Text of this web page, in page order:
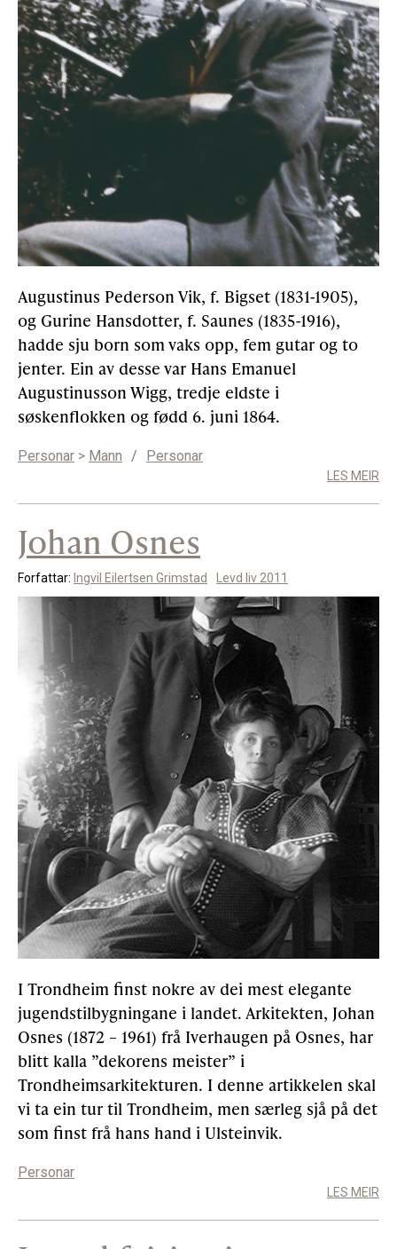
Augustinus Pederson Vik, f. Bigset (1831-1905),
og Gurine Hansdotter, f. Saunes (1835-1916),
hadde sju born som vaks opp, fem gutar og to
jenter. Ein av desse var Hans Emanuel
Augustinusson Wigg, tredje eldste i
søskenflokken og fødd 6. juni 1864.
Personar > Mann / Personar
LES MEIR
Johan Osnes
Forfattar: Ingvil Eilertsen Grimstad Levd liv 2011
I Trondheim finst nokre av dei mest elegante
jugendstilbygningane i landet. Arkitekten, Johan
Osnes (1872 – 1961) frå Iverhaugen på Osnes, har
blitt kalla ”dekorens meister” i
Trondheimsarkitekturen. I denne artikkelen skal
vi ta ein tur til Trondheim, men særleg sjå på det
som finst frå hans hand i Ulsteinvik.
Personar
LES MEIR